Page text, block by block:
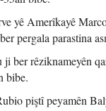
yê Amerîkayê
pergala parastina
ber rêziknameyên
bibe.
piştî peyamên